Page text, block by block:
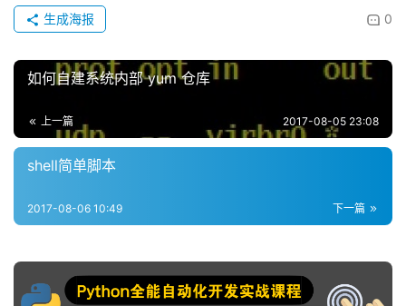
0
生成海报
如何自建系统内部 yum 仓库
上一篇 2017-08-05 23:08
shell简单脚本
下一篇
2017-08-06 10:49